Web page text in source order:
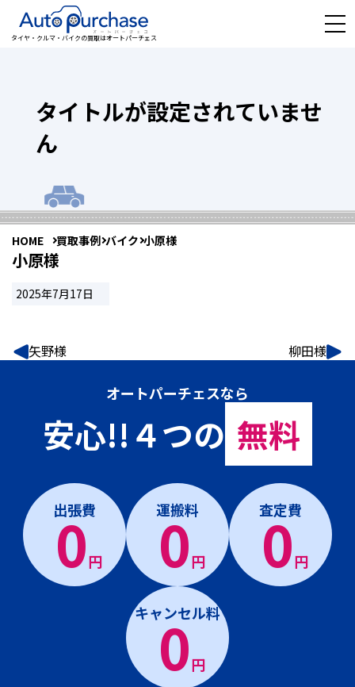
タイヤ・クルマ・バイクの買取はオートパーチェス
タイトルが設定されていませ
ん
HOME 買取事例 バイク 小原様
小原様
2025年7月17日
矢野様 柳田様
オートパーチェスなら
安心!!４つの 無料
出張費
0円
運搬料
0円
査定費
0円
キャンセル料
0円